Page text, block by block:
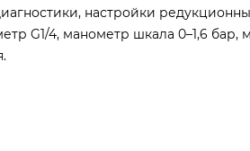
настройки
G1/4, манометр шкала 0–1,6 бар,